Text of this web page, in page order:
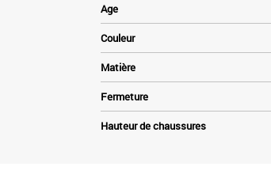
Age
Couleur
Matière
Fermeture
Hauteur de chaussures